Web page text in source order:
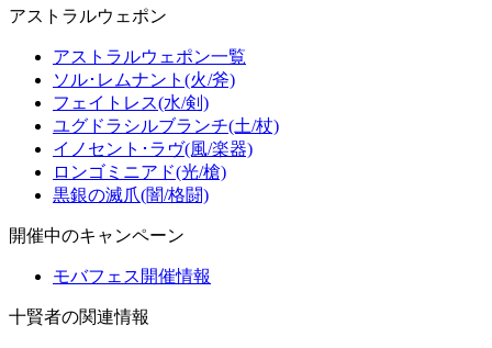
アストラルウェポン
アストラルウェポン一覧
ソル･レムナント(火/斧)
フェイトレス(水/剣)
ユグドラシルブランチ(土/杖)
イノセント･ラヴ(風/楽器)
ロンゴミニアド(光/槍)
黒銀の滅爪(闇/格闘)
開催中のキャンペーン
モバフェス開催情報
十賢者の関連情報